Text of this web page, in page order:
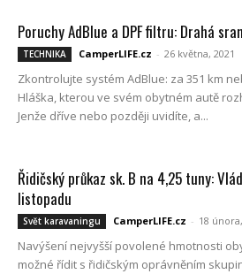
Poruchy AdBlue a DPF filtru: Drahá
TECHNIKA CamperLIFE.cz - 26 května, 2021
Zkontrolujte systém AdBlue: za 351 km
Hláška, kterou ve svém obytném autě
Jenže dříve nebo později uvidíte, a...
Řidičský průkaz sk. B na 4,25 tuny:
listopadu
Svět karavaningu CamperLIFE.cz - 18
Navýšení nejvyšší povolené hmotnosti
možné řídit s řidičským oprávněním